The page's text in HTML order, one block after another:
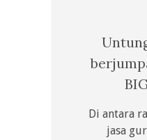
Di antara
jasa